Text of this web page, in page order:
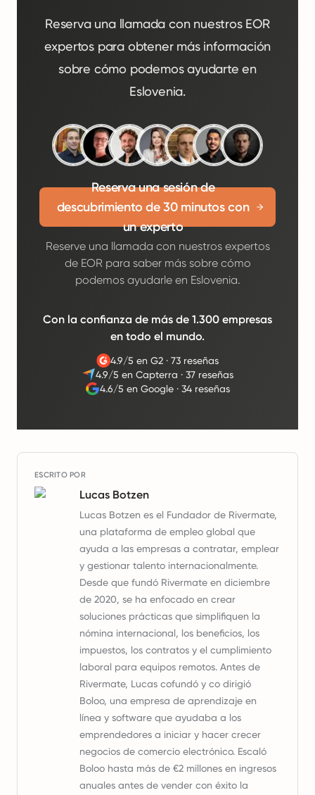
Reserva una llamada con nuestros EOR
expertos para obtener más información
sobre cómo podemos ayudarte en
Eslovenia.
Reserva una sesión de
descubrimiento de 30 minutos con
un experto
Reserve una llamada con nuestros expertos
de EOR para saber más sobre cómo
podemos ayudarle en Eslovenia.
Con la confianza de más de 1.300 empresas
en todo el mundo.
4.9/5 en G2 ·73 reseñas
4.9/5 en Capterra ·37 reseñas
4.6/5 en Google· 34 reseñas
ESCRITO POR
Lucas Botzen
Lucas Botzen es el Fundador de Rivermate,
una plataforma de empleo global que
ayuda a las empresas a contratar, emplear
y gestionar talento internacionalmente.
Desde que fundó Rivermate en diciembre
de 2020, se ha enfocado en crear
soluciones prácticas que simplifiquen la
nómina internacional, los beneficios, los
impuestos, los contratos y el cumplimiento
laboral para equipos remotos. Antes de
Rivermate, Lucas cofundó y co dirigió
Boloo, una empresa de aprendizaje en
línea y software que ayudaba a los
emprendedores a iniciar y hacer crecer
negocios de comercio electrónico. Escaló
Boloo hasta más de €2 millones en ingresos
anuales antes de vender con éxito la